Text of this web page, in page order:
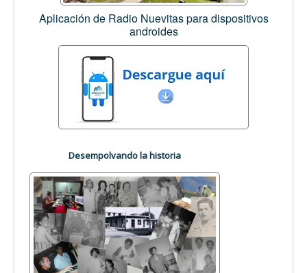
Aplicación de Radio Nuevitas para dispositivos
androides
Desempolvando la historia